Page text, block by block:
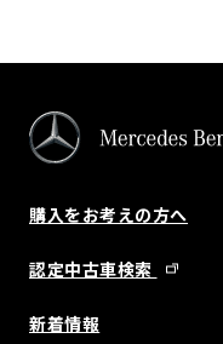
購入をお考えの方へ
認定中古車検索
新着情報